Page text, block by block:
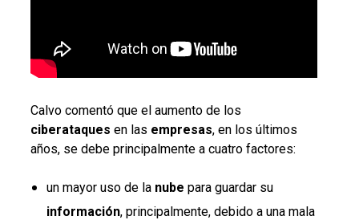
Calvo comentó que el aumento de los
ciberataques en las empresas, en los últimos
años, se debe principalmente a cuatro factores:
un mayor uso de la nube para guardar su
información, principalmente, debido a una mala